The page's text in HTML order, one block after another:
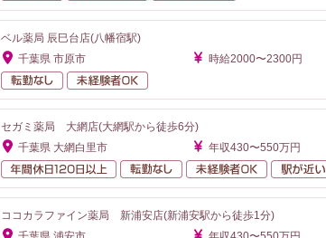
ベル薬局 辰巳台店(八幡宿駅)
千葉県 市原市
時給2000〜2300円
転勤なし
セガミ薬局 大網店(大網駅から徒歩6分)
千葉県 大網白里市
年収430〜550万円
年間休日120日以上
転勤なし 未経験者OK
ココカラファイン薬局 新浦安店(新浦安駅から徒歩1分)